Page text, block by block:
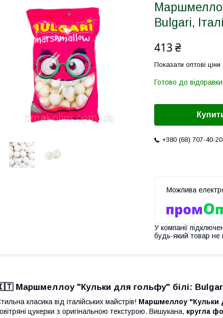
Bulgari,
413 ₴
Показати оптові ціни
Готово до відправки
+380 (68) 707-40-20
У компанії
будь-який товар не
Маршмеллоу "Кульки для гольфу" білі: Bulgari,
класика від італійських майстрів! Маршмеллоу "Кульки
цукерки з оригінальною текстурою. Вишукана, кругла